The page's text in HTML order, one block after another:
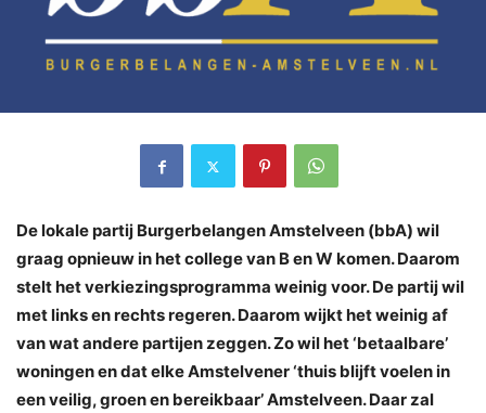
De lokale partij Burgerbelangen Amstelveen (bbA) wil
graag opnieuw in het college van B en W komen. Daarom
stelt het verkiezingsprogramma weinig voor. De partij wil
met links en rechts regeren. Daarom wijkt het weinig af
van wat andere partijen zeggen. Zo wil het ‘betaalbare’
woningen en dat elke Amstelvener ‘thuis blijft voelen in
een veilig, groen en bereikbaar’ Amstelveen. Daar zal